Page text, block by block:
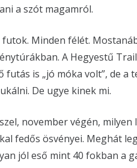
a szót magamról.
Minden félét.
A Hegyestű
futás is „jó móka volt”, de
De ugye kinek mi.
november végén,
fedős ösvényei. Meghát
jól eső mint 40 fokban a